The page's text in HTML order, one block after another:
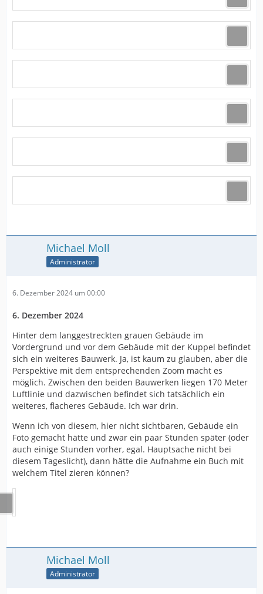
Michael Moll
Administrator
6. Dezember 2024 um 00:00
6. Dezember 2024
Hinter dem langgestreckten grauen Gebäude im
Vordergrund und vor dem Gebäude mit der Kuppel befindet
sich ein weiteres Bauwerk. Ja, ist kaum zu glauben, aber die
Perspektive mit dem entsprechenden Zoom macht es
möglich. Zwischen den beiden Bauwerken liegen 170 Meter
Luftlinie und dazwischen befindet sich tatsächlich ein
weiteres, flacheres Gebäude. Ich war drin.
Wenn ich von diesem, hier nicht sichtbaren, Gebäude ein
Foto gemacht hätte und zwar ein paar Stunden später (oder
auch einige Stunden vorher, egal. Hauptsache nicht bei
diesem Tageslicht), dann hätte die Aufnahme ein Buch mit
welchem Titel zieren können?
Michael Moll
Administrator